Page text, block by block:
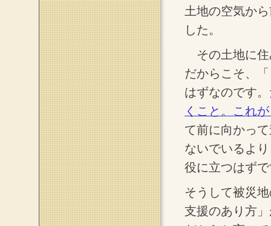
土地の空気か
した。
その土地に住
だからこそ、
はずなのです。
くこと。これ
て前に向かっ
ないでいるよ
役に立つはず
そうして被災
支援のあり方